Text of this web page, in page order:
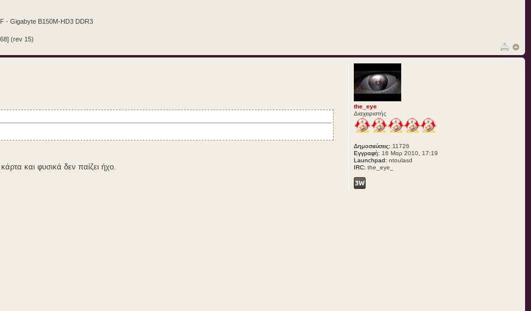
- Gigabyte B150M-HD3 DDR3
(rev 15)
και φυσικά δεν παίζει ήχο.
the_eye
Διαχειριστής
Δημοσιεύσεις: 11726
Εγγραφή: 16 Μαρ 2010, 17:19
Launchpad: ntoulasd
IRC: the_eye_